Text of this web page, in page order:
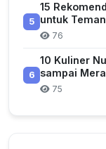
5
15
untuk
76
6
10 Kuliner
sampai
75